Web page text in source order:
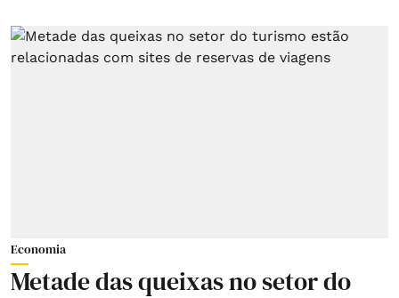
Economia
Metade das queixas no setor do